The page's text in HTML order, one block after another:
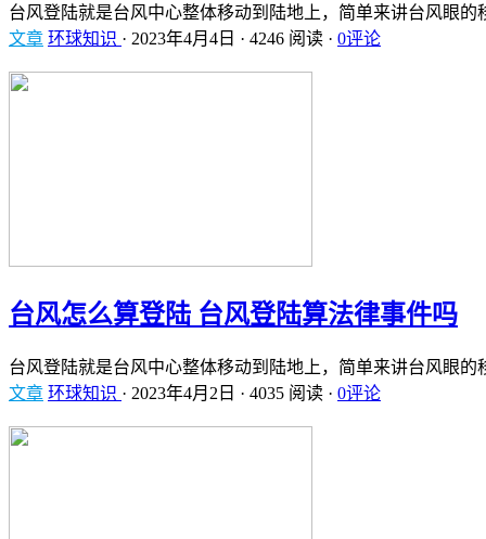
台风登陆就是台风中心整体移动到陆地上，简单来讲台风眼
文章 环球知识 · 2023年4月4日 · 4246 阅读 · 0评论
台风怎么算登陆 台风登陆算法律事件吗
台风登陆就是台风中心整体移动到陆地上，简单来讲台风眼
文章 环球知识 · 2023年4月2日 · 4035 阅读 · 0评论